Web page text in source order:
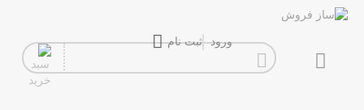
ورود ثبت نام